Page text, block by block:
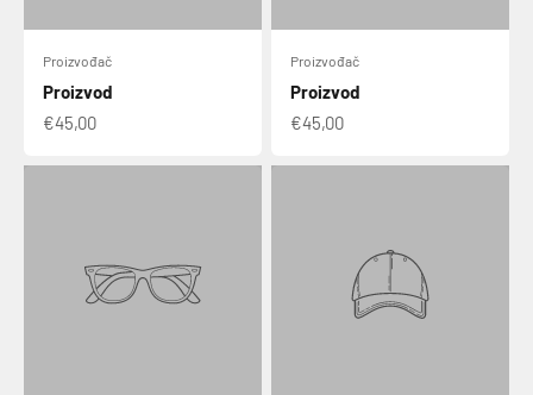
Proizvođač
Proizvod
€45,00
Proizvođač
Proizvod
€45,00